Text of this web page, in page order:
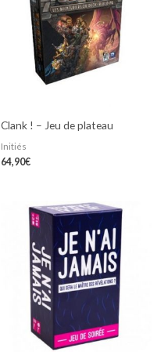
Clank ! – Jeu de plateau
Initiés
64,90€